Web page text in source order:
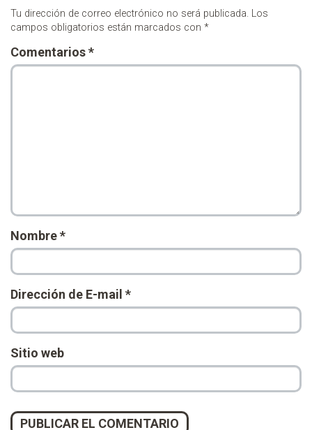
Tu dirección de correo electrónico no será publicada. Los
campos obligatorios están marcados con *
Comentarios*
Nombre*
Dirección de E-mail *
Sitio web